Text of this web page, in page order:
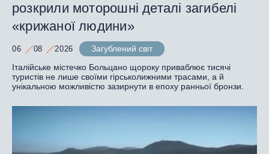
розкрили моторошні деталі загибелі
«крижаної людини»
06 08 2026
Загублений світ
Італійське містечко Больцано щороку приваблює тисячі
туристів не лише своїми гірськолижними трасами, а й
унікальною можливістю зазирнути в епоху ранньої бронзи.